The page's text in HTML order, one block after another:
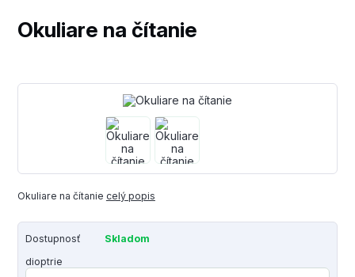
Okuliare na čítanie
Okuliare na čítanie celý popis
Dostupnosť
Skladom
dioptrie